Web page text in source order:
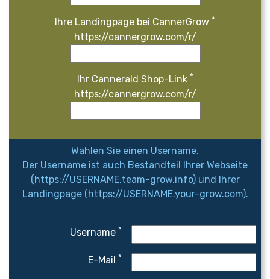
Ihre Landingpage bei CannerGrow *
https://cannergrow.com/r/
Ihr Cannerald Shop-Link *
https://cannergrow.com/r/
Wählen Sie einen Username.
Der Username ist auch Bestandteil Ihrer Webseite
(https://USERNAME.team-grow.info) und Ihrer
Landingpage (https://USERNAME.your-grow.com).
Username *
E-Mail *